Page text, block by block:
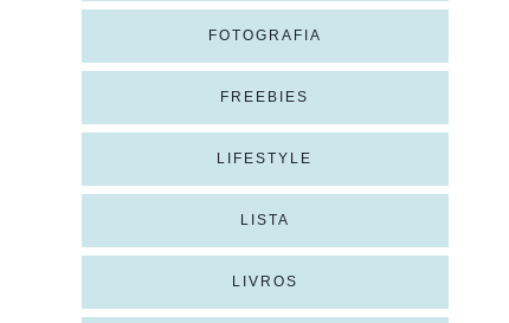
FOTOGRAFIA
FREEBIES
LIFESTYLE
LISTA
LIVROS